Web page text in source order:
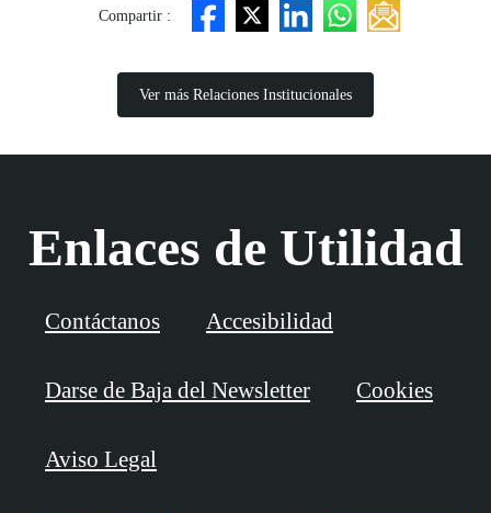
Compartir :
Ver más Relaciones Institucionales
Enlaces de Utilidad
Contáctanos Accesibilidad
Darse de Baja del Newsletter Cookies
Aviso Legal